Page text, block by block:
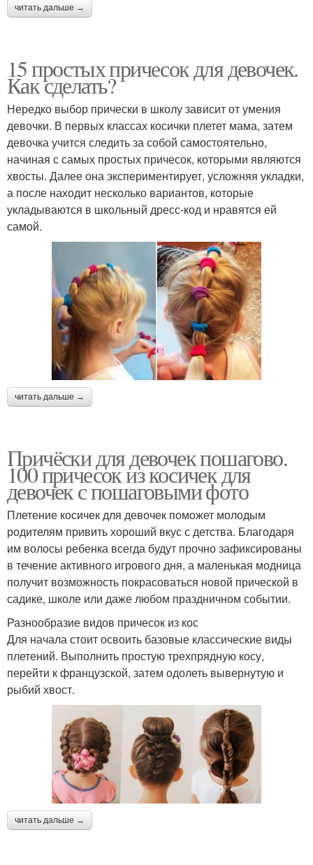
читать дальше →
15 простых причесок для девочек.
Как сделать?
Нередко выбор прически в школу зависит от умения
девочки. В первых классах косички плетет мама, затем
девочка учится следить за собой самостоятельно,
начиная с самых простых причесок, которыми являются
хвосты. Далее она экспериментирует, усложняя укладки,
а после находит несколько вариантов, которые
укладываются в школьный дресс-код и нравятся ей
самой.
читать дальше →
Причёски для девочек пошагово.
100 причесок из косичек для
девочек с пошаговыми фото
Плетение косичек для девочек поможет молодым
родителям привить хороший вкус с детства. Благодаря
им волосы ребенка всегда будут прочно зафиксированы
в течение активного игрового дня, а маленькая модница
получит возможность покрасоваться новой прической в
садике, школе или даже любом праздничном событии.
Разнообразие видов причесок из кос
Для начала стоит освоить базовые классические виды
плетений. Выполнить простую трехпрядную косу,
перейти к французской, затем одолеть вывернутую и
рыбий хвост.
читать дальше →